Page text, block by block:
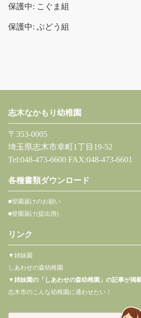
保護中: こぐま組
保護中: ぶどう組
志木なかもり幼稚園
〒353-0005
埼玉県志木市幸町1丁目19-52
Tel:048-473-6600 FAX:048-473-6601
各種書類ダウンロード
■登園届けのお願い
■登園届け(提出用)
リンク
▼姉妹園
しあわせの森幼稚園
▼姉妹園の「しあわせの森幼稚園」の記事が掲
志木市のこんな幼稚園に通わせたい！